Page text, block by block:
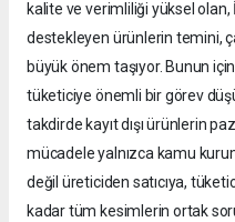
kalite ve verimliliği yüksel olan,
destekleyen ürünlerin temini,
büyük önem taşıyor. Bunun
tüketiciye önemli bir görev
takdirde kayıt dışı ürünlerin
mücadele yalnızca kamu
değil üreticiden satıcıya,
kadar tüm kesimlerin ortak